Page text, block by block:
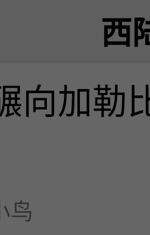
西
向加勒
鸟